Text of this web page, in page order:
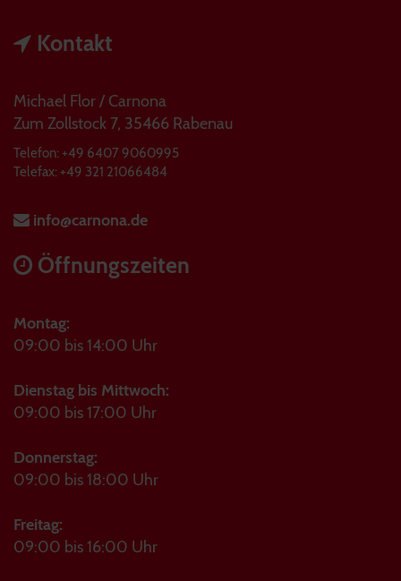
Kontakt
Michael Flor / Carnona
Zum Zollstock 7, 35466 Rabenau
Telefon: +49 6407 9060995
Telefax: +49 321 21066484
info@carnona.de
Öffnungszeiten
Montag:
09:00 bis 14:00 Uhr
Dienstag bis Mittwoch:
09:00 bis 17:00 Uhr
Donnerstag:
09:00 bis 18:00 Uhr
Freitag:
09:00 bis 16:00 Uhr